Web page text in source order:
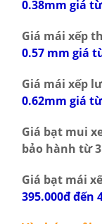
0.38mm giá
Giá mái xếp
0.57 mm giá
Giá mái xếp
0.62mm giá
Giá bạt mui
bảo hành từ
Giá bạt mái
395.000đ đến